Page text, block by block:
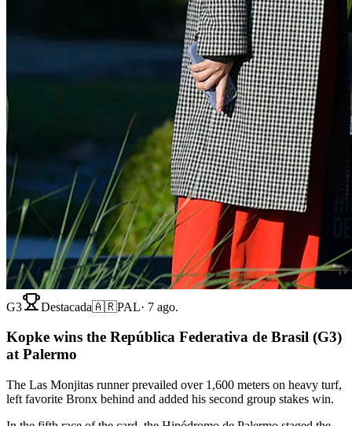
G3 Destacada🇦🇷PAL· 7 ago.
Kopke wins the República Federativa de Brasil (G3)
at Palermo
The Las Monjitas runner prevailed over 1,600 meters on heavy turf,
left favorite Bronx behind and added his second group stakes win.